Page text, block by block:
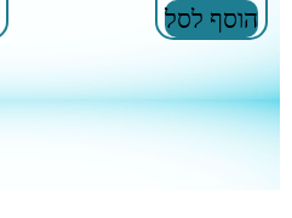
הוסף לסל